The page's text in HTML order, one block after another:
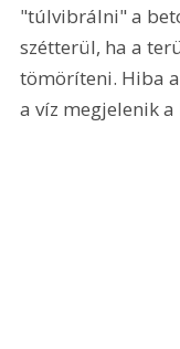
"túlvibrálni" a
szétterül, ha a
tömöríteni. Hiba
a víz megjelenik